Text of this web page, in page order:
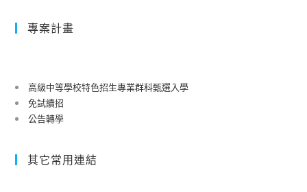
專案計畫
高級中等學校特色招生專業群科甄選入學
免試續招
公告轉學
其它常用連結